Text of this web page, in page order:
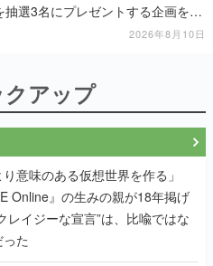
抽選3名にプレゼントする企画を実
2026年8月10日
アップ
り意味のある仮想世界を作る」
Online』の生みの親が18年掲げ
レイジーな宣言”は、比喩ではな
った